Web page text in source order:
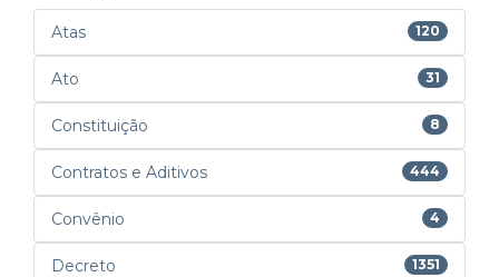
Atas 120
Ato 31
Constituição 8
Contratos e Aditivos 444
Convênio 4
Decreto 1351